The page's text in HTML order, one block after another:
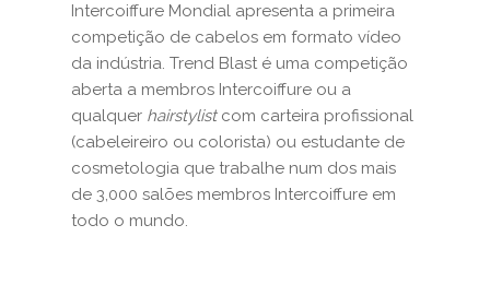
Intercoiffure Mondial apresenta a primeira
competição de cabelos em formato vídeo
da indústria. Trend Blast é uma competição
aberta a membros Intercoiffure ou a
qualquer hairstylist com carteira profissional
(cabeleireiro ou colorista) ou estudante de
cosmetologia que trabalhe num dos mais
de 3,000 salões membros Intercoiffure em
todo o mundo.